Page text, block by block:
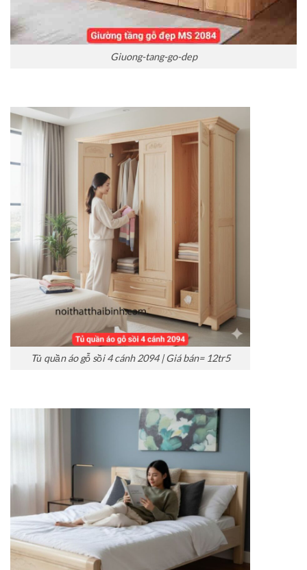
Giuong-tang-go-dep
Tủ quần áo gỗ sồi 4 cánh 2094 | Giá bán= 12tr5